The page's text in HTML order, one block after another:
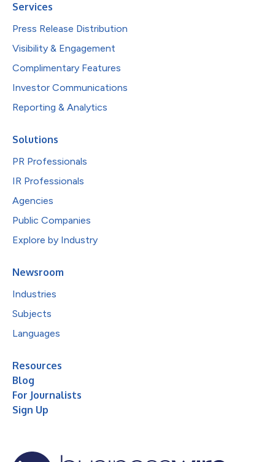
Services
Press Release Distribution
Visibility & Engagement
Complimentary Features
Investor Communications
Reporting & Analytics
Solutions
PR Professionals
IR Professionals
Agencies
Public Companies
Explore by Industry
Newsroom
Industries
Subjects
Languages
Resources
Blog
For Journalists
Sign Up